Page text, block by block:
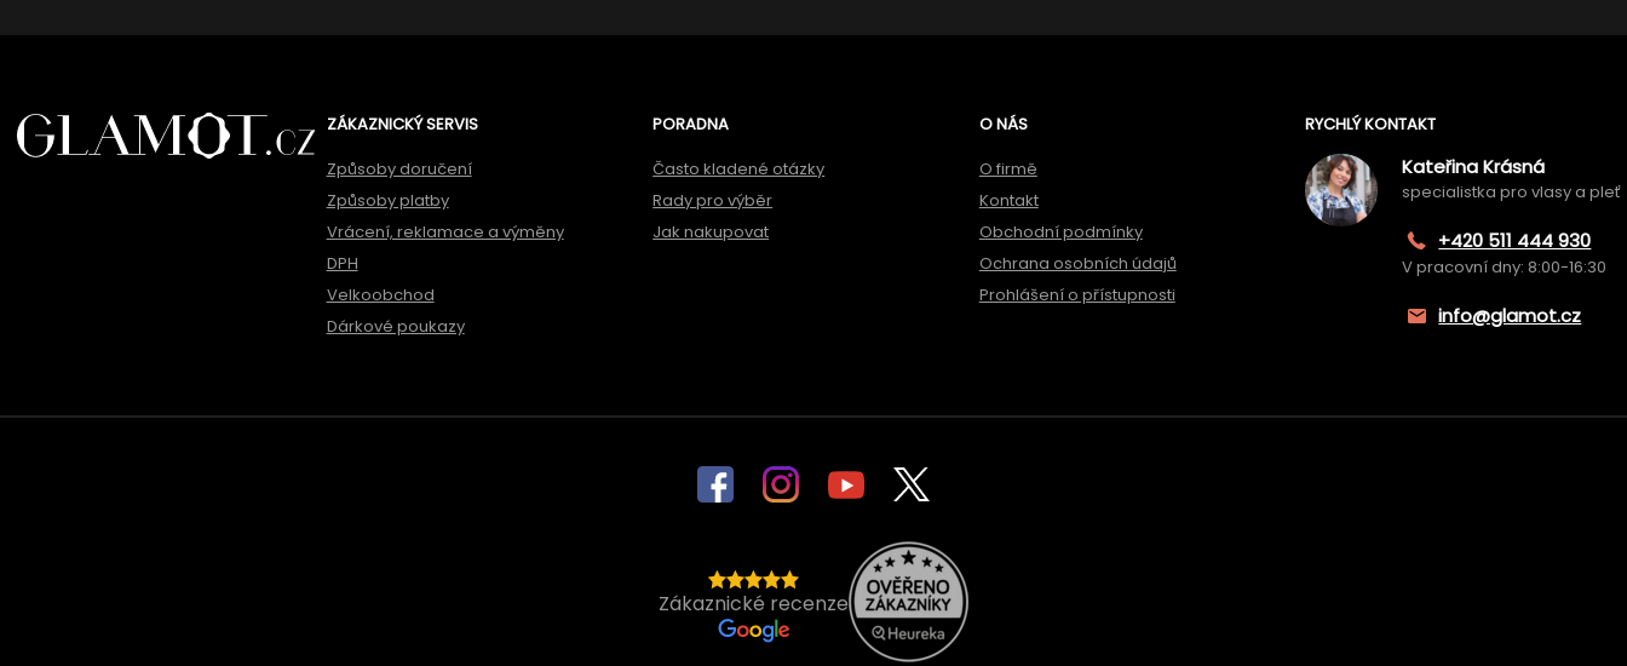
ZÁKAZNICKÝ SERVIS
Způsoby doručení
Způsoby platby
Vrácení, reklamace a výměny
DPH
Velkoobchod
Dárkové poukazy
PORADNA
Často kladené otázky
Rady pro výběr
Jak nakupovat
O NÁS
O firmě
Kontakt
Obchodní podmínky
Ochrana osobních údajů
Prohlášení o přístupnosti
RYCHLÝ KONTAKT
Kateřina Krásná
specialistka pro vlasy a pleť
+420 511 444 930
V pracovní dny: 8:00-16:30
info@glamot.cz
Zákaznické recenze